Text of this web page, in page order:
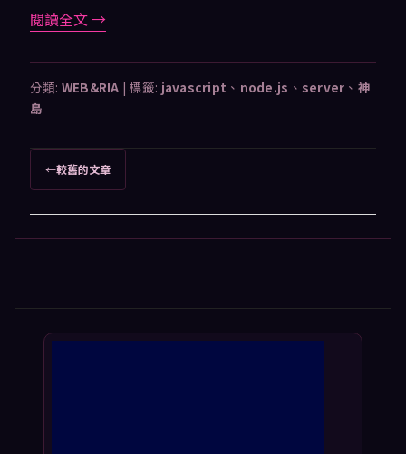
閱讀全文→
分類: WEB&RIA | 標籤: javascript 、 node.js 、 server 、 神
島
章
導
覽
←較舊的文章